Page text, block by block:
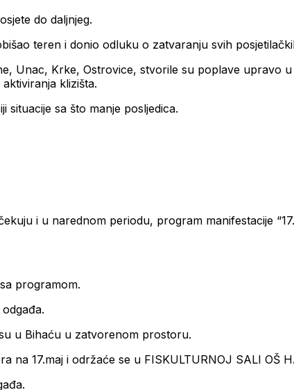
do daljnjeg.
teren i donio odluku o zatvaranju svih
Unac, Krke, Ostrovice, stvorile su poplave upravo
klizišta.
situacije sa što manje posljedica.
i u narednom periodu, program manifestacije
programom.
u Bihaću u zatvorenom prostoru.
na 17.maj i održaće se u FISKULTURNOJ SALI OŠ